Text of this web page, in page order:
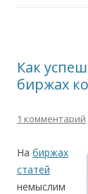
Как
биржах
1 комментарий
На биржах
статей
немыслим